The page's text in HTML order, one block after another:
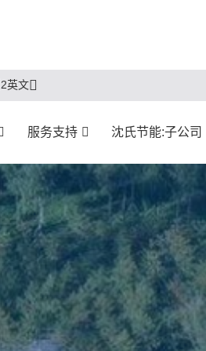
2英文
服务支持 沈氏节能:子公司